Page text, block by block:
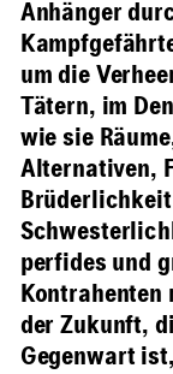
Anhänger
um die
Tätern, im
wie sie
Alternativen,
perfides und
Kontrahenten
der Zukunft,
Gegenwart